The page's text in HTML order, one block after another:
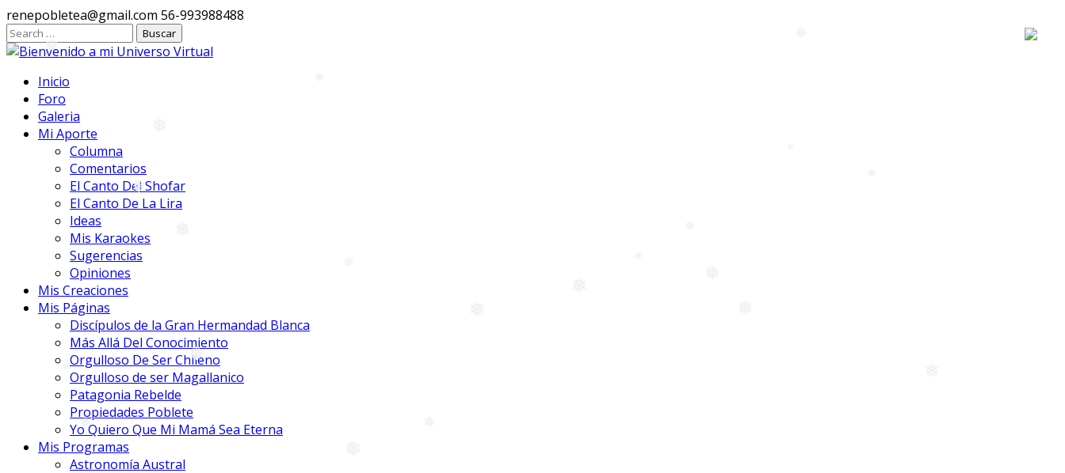
❅
❅
❅
❅
❅
Ir
al
contenido
renepobletea@gmail.com 56-993988488
Inicio
Foro
Galeria
Mi Aporte
Columna
Comentarios
El Canto Del Shofar
El Canto De La Lira
Ideas
Mis Karaokes
Sugerencias
Opiniones
Mis Creaciones
Mis Páginas
Discípulos de la Gran Hermandad Blanca
Más Allá Del Conocimiento
Orgulloso De Ser Chileno
Orgulloso de ser Magallanico
Patagonia Rebelde
Propiedades Poblete
Yo Quiero Que Mi Mamá Sea Eterna
Mis Programas
Astronomía Austral